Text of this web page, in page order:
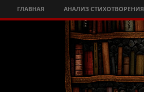
ГЛАВНАЯ АНАЛИЗ СТИХОТВОРЕНИЯ